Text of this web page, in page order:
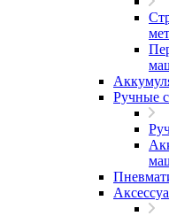
Ручные